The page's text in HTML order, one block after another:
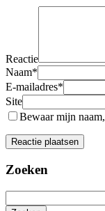
Reactie
Naam*
E-mailadres*
Site
Bewaar mijn
Zoeken